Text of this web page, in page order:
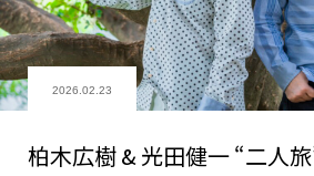
2026.02.23
柏木広樹 & 光田健一 “二人